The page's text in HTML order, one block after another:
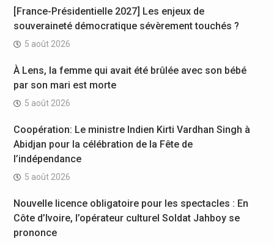
[France-Présidentielle 2027] Les enjeux de
souveraineté démocratique sévèrement touchés ?
5 août 2026
À Lens, la femme qui avait été brûlée avec son bébé
par son mari est morte
5 août 2026
Coopération: Le ministre Indien Kirti Vardhan Singh à
Abidjan pour la célébration de la Fête de
l’indépendance
5 août 2026
Nouvelle licence obligatoire pour les spectacles : En
Côte d’Ivoire, l’opérateur culturel Soldat Jahboy se
prononce